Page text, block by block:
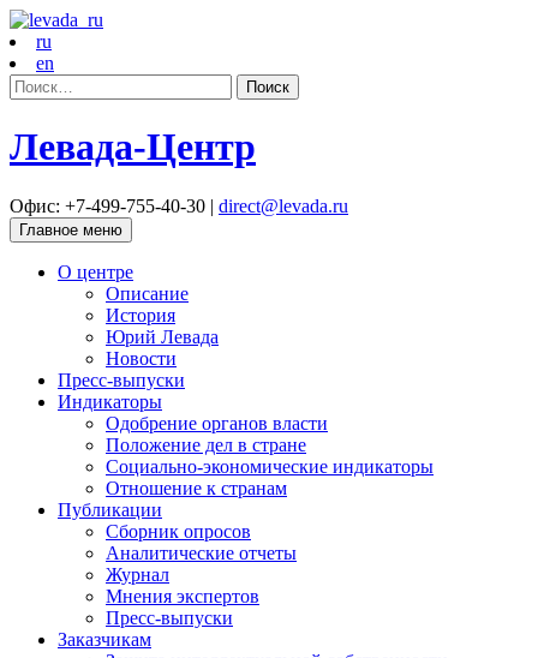
ru
en
Найти:
Левада-Центр
Офис: +7-499-755-40-30 | direct@levada.ru
Главное меню
О центре
Описание
История
Юрий Левада
Новости
Пресс-выпуски
Индикаторы
Одобрение органов власти
Положение дел в стране
Социально-экономические индикаторы
Отношение к странам
Публикации
Сборник опросов
Аналитические отчеты
Журнал
Мнения экспертов
Пресс-выпуски
Заказчикам